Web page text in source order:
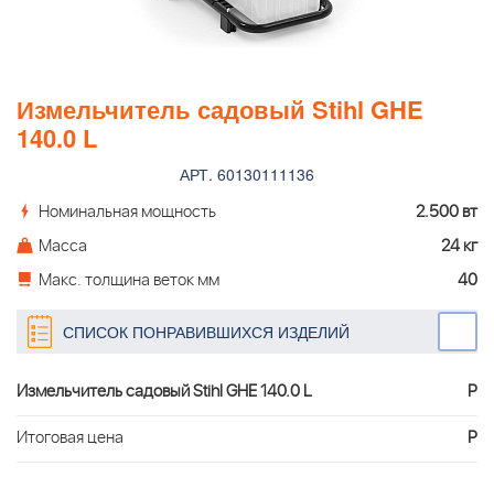
Измельчитель садовый Stihl GHE
140.0 L
АРТ. 60130111136
Номинальная мощность
2.500 вт
Масса
24 кг
Макс. толщина веток мм
40
СПИСОК ПОНРАВИВШИХСЯ ИЗДЕЛИЙ
Измельчитель садовый Stihl GHE 140.0 L
Р
Итоговая цена
Р